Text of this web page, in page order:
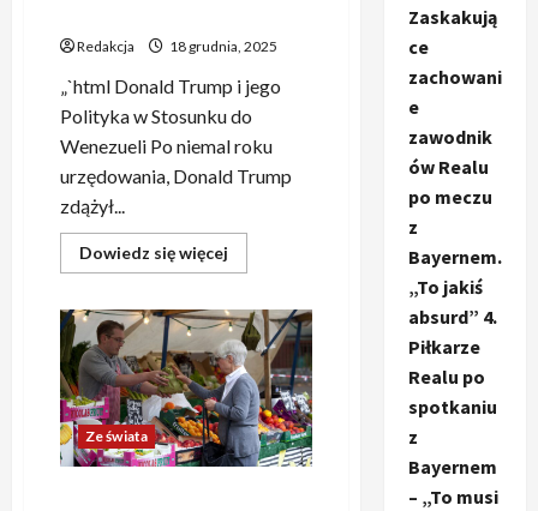
Redakcja 18 grudnia, 2025
„`html Donald Trump i jego
Polityka w Stosunku do
Wenezueli Po niemal roku
urzędowania, Donald Trump
zdążył...
Dowiedz się więcej
się
Trump
zainteresowany
Wenezuelą?
Konflikt,
którego
konsekwencje
Europa
może
lekceważyć
Ze świata
Zaskakują
ce
zachowani
e
zawodnik
ów Realu
po meczu
z
Bayernem.
„To jakiś
absurd” 4.
Piłkarze
Realu po
spotkaniu
z
Bayernem
– „To musi